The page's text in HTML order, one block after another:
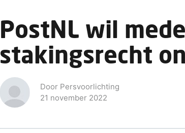
PostNL wil
stakingsrecht
Door Persvoorlichting
21 november 2022